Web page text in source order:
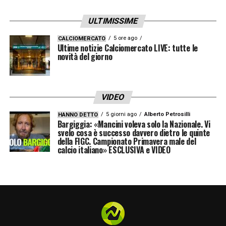
ULTIMISSIME
CALCIOMERCATO 5 ore ago
Ultime notizie Calciomercato LIVE: tutte le
novità del giorno
VIDEO
HANNO DETTO 5 giorni ago Alberto Petrosilli
Bargiggia: «Mancini voleva solo la Nazionale. Vi
svelo cosa è successo davvero dietro le quinte
della FIGC. Campionato Primavera male del
calcio italiano» ESCLUSIVA e VIDEO